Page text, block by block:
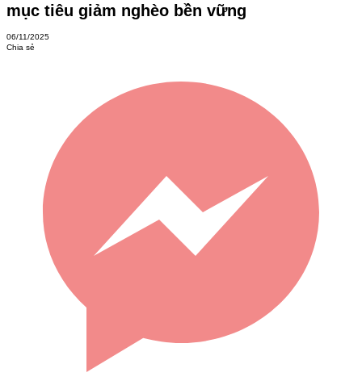
mục tiêu giảm nghèo bền vững
06/11/2025
Chia sẻ